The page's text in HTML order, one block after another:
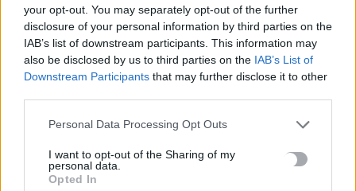
your opt-out. You may separately opt-out of the further
disclosure of your personal information by third parties on the
IAB’s list of downstream participants. This information may
also be disclosed by us to third parties on the IAB’s List of
Downstream Participants that may further disclose it to other
Personal Data Processing Opt Outs
I want to opt-out of the Sharing of my
personal data.
Opted In
9 Αυγούστου, 2026
Τρόμος σε πτήση: Επιβάτης προσπάθησε να ανοίξει την
έξοδο κινδύνου στα 30.000 πόδια
Οι 25 χώρες με τον πιο γερασμένο πληθυσμό στον κόσμο -Σε
ποια θέση βρίσκεται η Ελλάδα σε ποσοστό ηλικιωμένων
9 Αυγούστου, 2026